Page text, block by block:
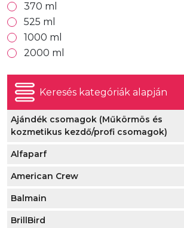
370 ml
525 ml
1000 ml
2000 ml
Keresés kategóriák alapján
Ajándék csomagok (Műkörmös és
kozmetikus kezdő/profi csomagok)
Alfaparf
Alfaparf Evolution Hajfesték
Alfaparf Oxid'o Stabilized Peroxide
Alfaparf Revolution Hajfesték
American Crew
American Crew 3in1 (tusfürdő, sampon,
Balmain
BrillBird